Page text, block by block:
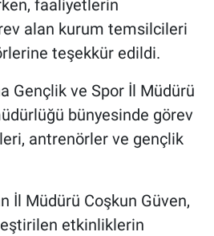
faaliyetlerin
alan kurum temsilcileri
teşekkür edildi.
Gençlik ve Spor İl Müdürü
bünyesinde görev
antrenörler ve gençlik
İl Müdürü Coşkun Güven,
etkinliklerin